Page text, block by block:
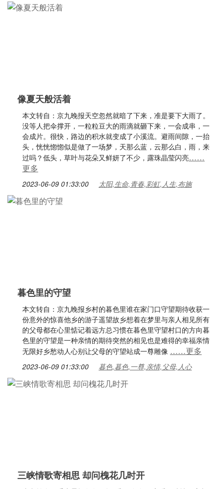
像夏天般活着
本文转自：京九晚报天空忽然就暗了下来，准是要下大雨了。
没等人把伞撑开，一粒粒豆大的雨滴就砸下来，一会成串，一
会成片。很快，路边的积水就变成了小溪流。避雨间隙，一抬
头，恍恍惚惚似是做了一场梦，天那么蓝，云那么白，雨，来
过吗？低头，草叶与花朵又鲜妍了不少，露珠晶莹闪亮……
更多
2023-06-09 01:33:00 太阳,生命,青春,彩虹,人生,布施
暮色里的守望
本文转自：京九晚报乡村的暮色里谁在家门口守望期待收获一
份意外的惊喜他乡的游子遥望故乡想着在梦里与亲人相见所有
的父母都在心里惦记着远方总习惯在暮色里守望村口的方向暮
色里的守望是一种亲情的期待突然的相见也是难得的幸福亲情
无限好乡愁动人心别让父母的守望站成一尊雕像 ……更多
2023-06-09 01:33:00 暮色,暮色,一尊,亲情,父母,人心
三峡情歌寄相思 却问槐花几时开